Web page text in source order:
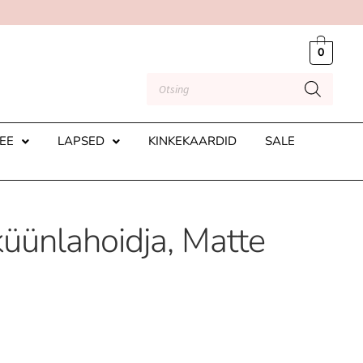
0
LAPSED KINKEKAARDID
SALE
Matte